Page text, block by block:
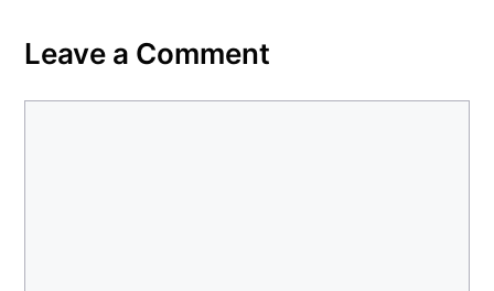
Leave a Comment